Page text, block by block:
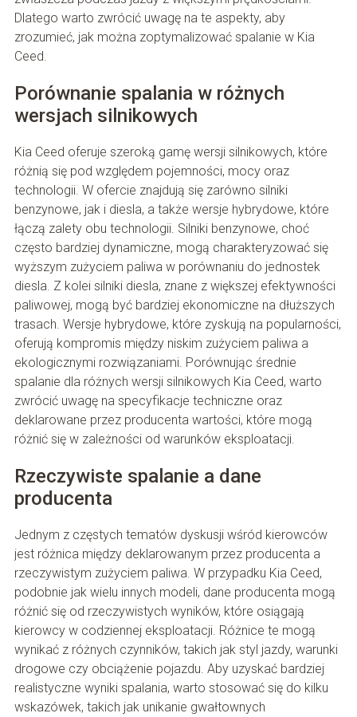
Dlatego warto zwrócić uwagę na te aspekty, aby
zrozumieć, jak można zoptymalizować spalanie w Kia
Ceed.
Porównanie spalania w różnych
wersjach silnikowych
Kia Ceed oferuje szeroką gamę wersji silnikowych, które
różnią się pod względem pojemności, mocy oraz
technologii. W ofercie znajdują się zarówno silniki
benzynowe, jak i diesla, a także wersje hybrydowe, które
łączą zalety obu technologii. Silniki benzynowe, choć
często bardziej dynamiczne, mogą charakteryzować się
wyższym zużyciem paliwa w porównaniu do jednostek
diesla. Z kolei silniki diesla, znane z większej efektywności
paliwowej, mogą być bardziej ekonomiczne na dłuższych
trasach. Wersje hybrydowe, które zyskują na popularności,
oferują kompromis między niskim zużyciem paliwa a
ekologicznymi rozwiązaniami. Porównując średnie
spalanie dla różnych wersji silnikowych Kia Ceed, warto
zwrócić uwagę na specyfikacje techniczne oraz
deklarowane przez producenta wartości, które mogą
różnić się w zależności od warunków eksploatacji.
Rzeczywiste spalanie a dane
producenta
Jednym z częstych tematów dyskusji wśród kierowców
jest różnica między deklarowanym przez producenta a
rzeczywistym zużyciem paliwa. W przypadku Kia Ceed,
podobnie jak wielu innych modeli, dane producenta mogą
różnić się od rzeczywistych wyników, które osiągają
kierowcy w codziennej eksploatacji. Różnice te mogą
wynikać z różnych czynników, takich jak styl jazdy, warunki
drogowe czy obciążenie pojazdu. Aby uzyskać bardziej
realistyczne wyniki spalania, warto stosować się do kilku
wskazówek, takich jak unikanie gwałtownych